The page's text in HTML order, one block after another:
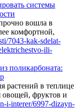
системы
вошла в
комфортной,
поликарбоната:
растений в теплице
фруктов и